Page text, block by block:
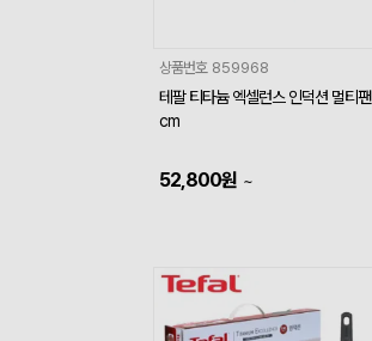
상품번호 859968
테팔 티타늄 엑셀런스 인덕션 멀티
cm
52,800원 ~